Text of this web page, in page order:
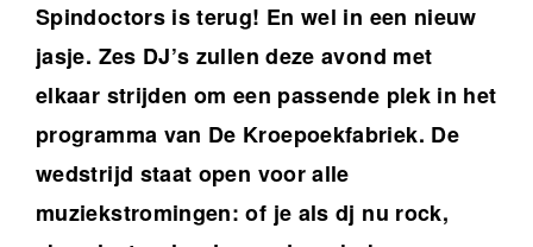
Spindoctors is terug! En wel in een nieuw
jasje. Zes DJ’s zullen deze avond met
elkaar strijden om een passende plek in het
programma van De Kroepoekfabriek. De
wedstrijd staat open voor alle
muziekstromingen: of je als dj nu rock,